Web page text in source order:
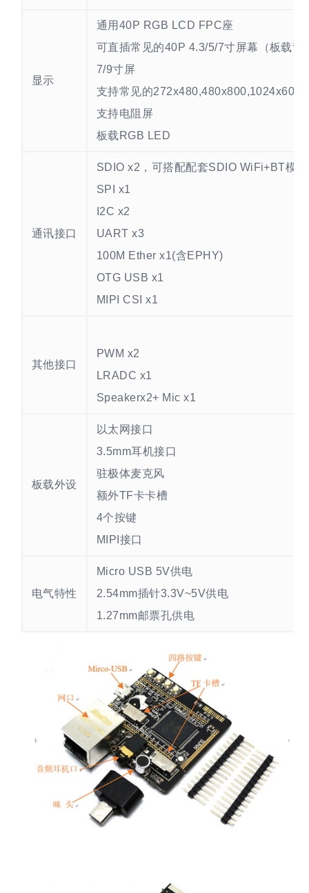
显示
通用40P RGB LCD FPC座
可直插常见的40P 4.3/5/7寸屏幕（板载
7/9寸屏
支持常见的272x480,480x800,1024x600
支持电阻屏
板载RGB LED
通讯接口
SDIO x2，可搭配配套SDIO WiFi+BT模块
SPI x1
I2C x2
UART x3
100M Ether x1(含EPHY)
OTG USB x1
MIPI CSI x1
其他接口
PWM x2
LRADC x1
Speakerx2+ Mic x1
板载外设
以太网接口
3.5mm耳机接口
驻极体麦克风
额外TF卡卡槽
4个按键
MIPI接口
电气特性
Micro USB 5V供电
2.54mm插针3.3V~5V供电
1.27mm邮票孔供电